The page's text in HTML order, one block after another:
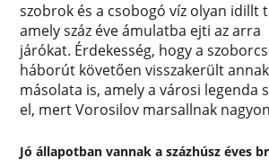
szobrok és a csobogó víz olyan idillt
amely száz éve ámulatba ejti az arra
járókat. Érdekesség, hogy a
háborút követően visszakerült
másolata is, amely a városi legenda
el, mert Vorosilov marsallnak
Jó állapotban vannak a százhúsz éves